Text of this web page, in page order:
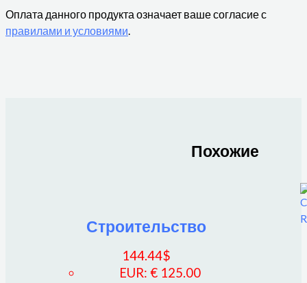
Оплата данного продукта означает ваше согласие с
правилами и условиями.
Похожие
Строительство
144.44$
EUR:€ 125.00